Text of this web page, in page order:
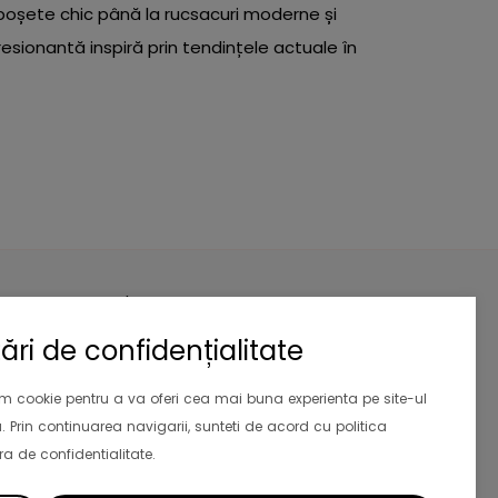
de confidențialitate
cookie pentru a va oferi cea mai buna experienta pe site-ul
Prin continuarea navigarii, sunteti de acord cu politica
de confidentialitate.
chic până la rucsacuri moderne și
inspiră prin tendințele actuale în
Newsletter
Aboneaza-te la newsletter si primesti
la prima comanda.
Valabil si pentru clientii existenti